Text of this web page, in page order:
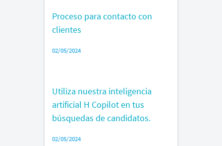
Proceso para contacto con
clientes
02/05/2024
Utiliza nuestra inteligencia
artificial H Copilot en tus
búsquedas de candidatos.
02/05/2024